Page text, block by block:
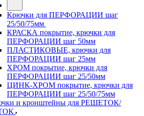
Крючки для ПЕРФОРАЦИИ шаг
25/50/75мм
КРАСКА покрытие, крючки для
ПЕРФОРАЦИИ шаг 50мм
ПЛАСТИКОВЫЕ, крючки для
ПЕРФОРАЦИИ шаг 25мм
ХРОМ покрытие, крючки для
ПЕРФОРАЦИИ шаг 25/50мм
ЦИНК-ХРОМ покрытие, крючки для
ПЕРФОРАЦИИ шаг 25/50/75мм
и кронштейны для РЕШЕТОК/